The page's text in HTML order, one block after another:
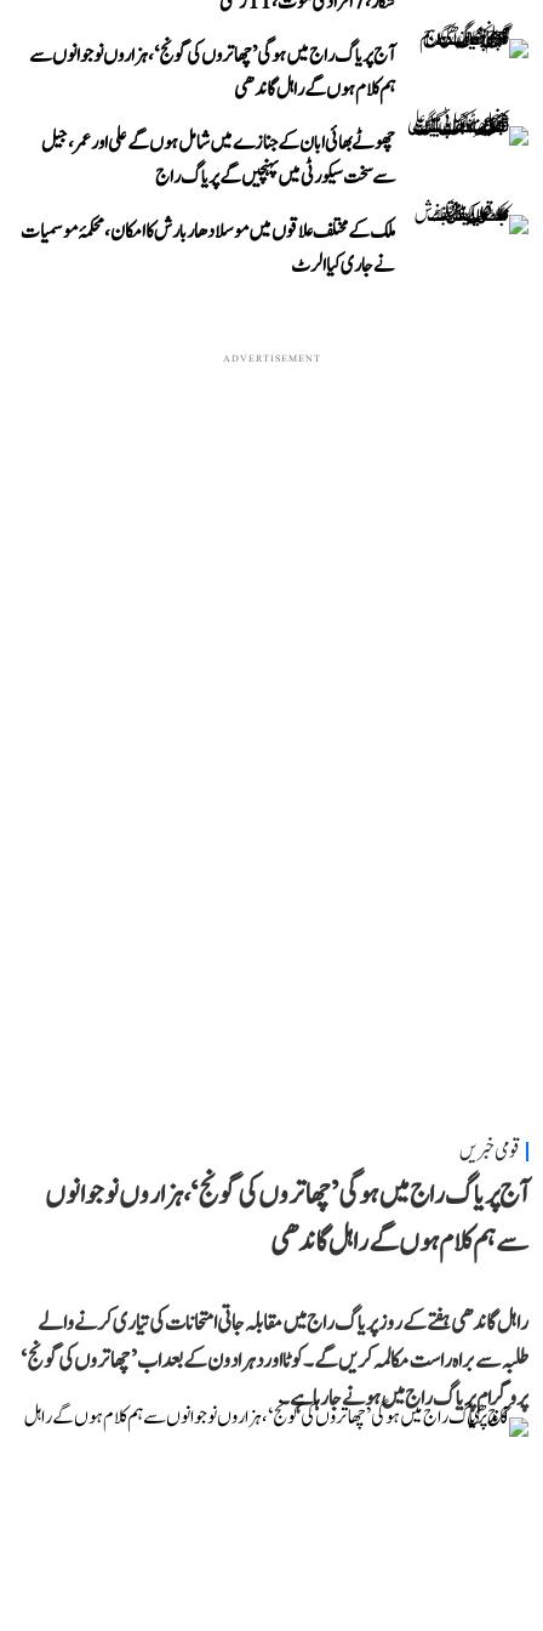
آج پریاگ راج میں ہوگی ’چھاتروں کی گونج‘، ہزاروں نوجوانوں سے
ہم کلام ہوں گے راہل گاندھی
چھوٹے بھائی ابان کے جنازے میں شامل ہوں گے علی اور عمر، جیل
سے سخت سیکورٹی میں پہنچیں گے پریاگ راج
ملک کے مختلف علاقوں میں موسلادھار بارش کا امکان، محکمۂ موسمیات
نے جاری کیا الرٹ
ADVERTISEMENT
قومی خبریں
آج پریاگ راج میں ہوگی ’چھاتروں کی گونج‘، ہزاروں نوجوانوں
سے ہم کلام ہوں گے راہل گاندھی
راہل گاندھی ہفتے کے روز پریاگ راج میں مقابلہ جاتی امتحانات کی تیاری کرنے والے
طلبہ سے براہ راست مکالمہ کریں گے۔ کوٹا اور دہرادون کے بعد اب ’چھاتروں کی گونج‘
پروگرام پریاگ راج میں ہونے جا رہا ہے۔